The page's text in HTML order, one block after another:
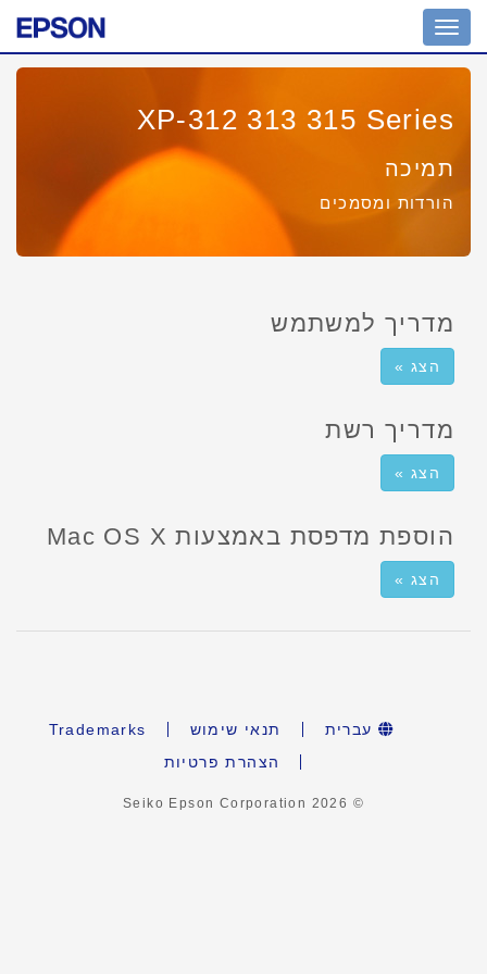
מחוון
ניווט
XP-312 313 315 Series
תמיכה
הורדות ומסמכים
מדריך למשתמש
הצג »
מדריך רשת
הצג »
הוספת מדפסת באמצעות Mac OS X
הצג »
עברית תנאי שימוש
Trademarks
הצהרת פרטיות
© Seiko Epson Corporation
2026